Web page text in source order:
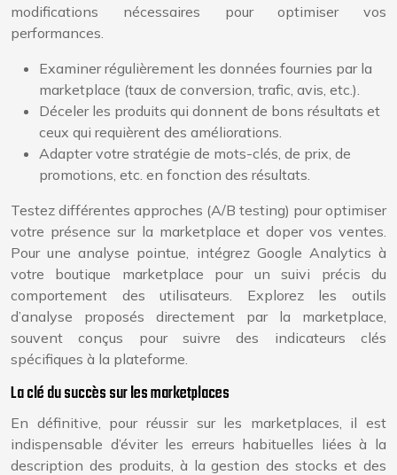
modifications nécessaires pour optimiser vos
performances.
Examiner régulièrement les données fournies par la
marketplace (taux de conversion, trafic, avis, etc.).
Déceler les produits qui donnent de bons résultats et
ceux qui requièrent des améliorations.
Adapter votre stratégie de mots-clés, de prix, de
promotions, etc. en fonction des résultats.
Testez différentes approches (A/B testing) pour optimiser
votre présence sur la marketplace et doper vos ventes.
Pour une analyse pointue, intégrez Google Analytics à
votre boutique marketplace pour un suivi précis du
comportement des utilisateurs. Explorez les outils
d’analyse proposés directement par la marketplace,
souvent conçus pour suivre des indicateurs clés
spécifiques à la plateforme.
La clé du succès sur les marketplaces
En définitive, pour réussir sur les marketplaces, il est
indispensable d’éviter les erreurs habituelles liées à la
description des produits, à la gestion des stocks et des